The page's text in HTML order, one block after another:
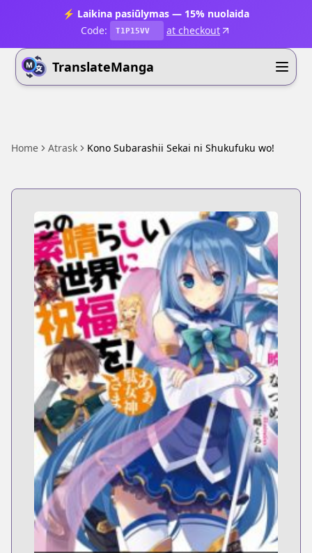
⚡ Laikina pasiūlymas — 15% nuolaida
Code:
T1P15VV at checkout
TranslateManga
Home Atrask Kono Subarashii Sekai ni Shukufuku wo!